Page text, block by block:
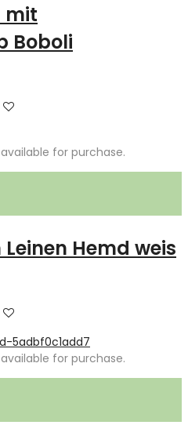
mit
Boboli
for purchase.
Hemd weis
for purchase.